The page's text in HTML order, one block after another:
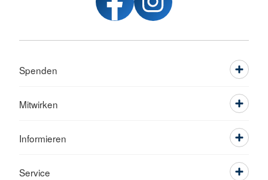
Spenden
Mitwirken
Informieren
Service